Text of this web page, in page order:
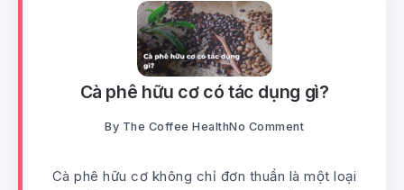
Cà phê hữu cơ có tác dụng gì?
By The Coffee HealthNo Comment
Cà phê hữu cơ không chỉ đơn thuần là một loại